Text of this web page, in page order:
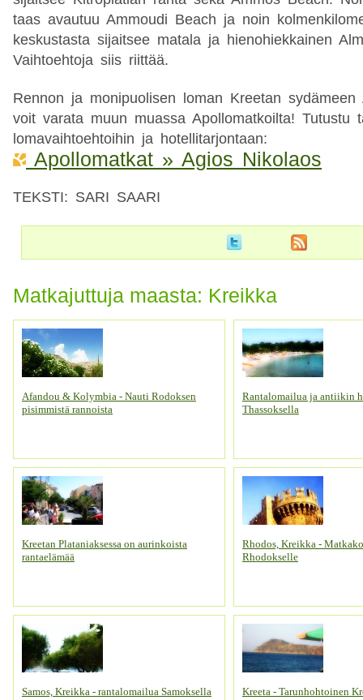
taas avautuu Ammoudi Beach ja noin
keskustasta sijaitsee matala ja hienohiekkainen
Vaihtoehtoja siis riittää.
Rennon ja monipuolisen loman Kreetan sydämeen
voit varata muun muassa Apollomatkoilta! Tutustu
lomavaihtoehtoihin ja hotellitarjontaan:
Apollomatkat » Agios Nikolaos
TEKSTI: SARI SAARI
Matkajuttuja maasta: Kreikka
Afandou & Kolymbia - Nauti Rodoksen
pisimmistä rannoista
Rantalomailua ja antiikin
Thassoksella
Kreetan Plataniaksessa on aurinkoista
rantaelämää
Rhodos, Kreikka -
Rhodokselle
Samos, Kreikka - rantalomailua Samoksella
Kreeta - Tarunhohtoinen